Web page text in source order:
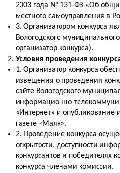
2003 года № 131-ФЗ «Об
местного самоуправления в
3. Организатором конкурса
Вологодского
организатор конкурса).
Условия проведения
1. Организатор конкурса
извещения о проведении
сайте Вологодского
информационно-
«Интернет» и опубликование
газете «Маяк».
2. Проведение конкурса
открытости, доступности
конкурсантов и победителях
конкурса членами комиссии.